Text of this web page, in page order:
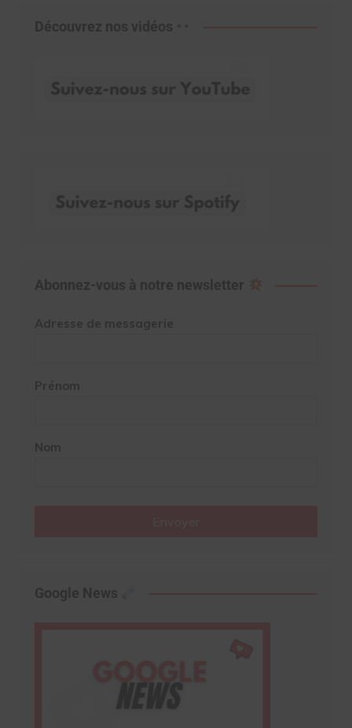
Découvrez nos vidéos
Abonnez-vous à notre newsletter
Adresse de messagerie
Prénom
Nom
Google News